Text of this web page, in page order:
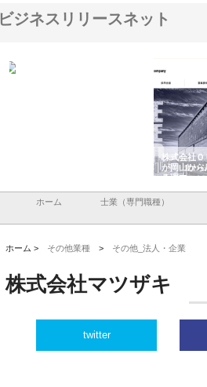
ビジネスリリースネット
株式会社
が岡山から
る理由
ホーム 士業（専門職種）
ホーム > その他業種 > その他_法人・企業
株式会社マツザキ
twitter